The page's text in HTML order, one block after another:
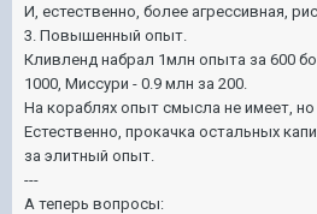
И, естественно, более агрессивная,
3. Повышенный опыт.
Кливленд набрал 1млн опыта за 600
1000, Миссури - 0.9 млн за 200.
На кораблях опыт смысла не имеет,
Естественно, прокачка остальных
за элитный опыт.
---
А теперь вопросы: